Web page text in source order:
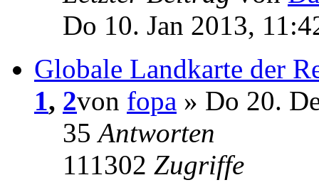
Do 10. Jan 2013,
Globale Landkarte der
1, 2von fopa » Do 20.
35Antworten
111302 Zugriffe